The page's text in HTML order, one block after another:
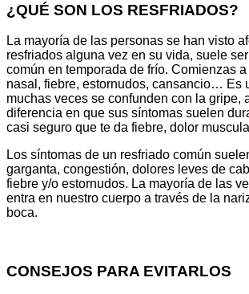
¿QUÉ SON LOS RESFRIADOS?
La mayoría de las personas se han visto
resfriados alguna vez en su vida, suele
común en temporada de frío. Comienzas
nasal, fiebre, estornudos, cansancio… Es
muchas veces se confunden con la gripe,
diferencia en que sus síntomas suelen
casi seguro que te da fiebre, dolor
Los síntomas de un resfriado común
garganta, congestión, dolores leves de
fiebre y/o estornudos. La mayoría de las
entra en nuestro cuerpo a través de la
boca.
CONSEJOS PARA EVITARLOS